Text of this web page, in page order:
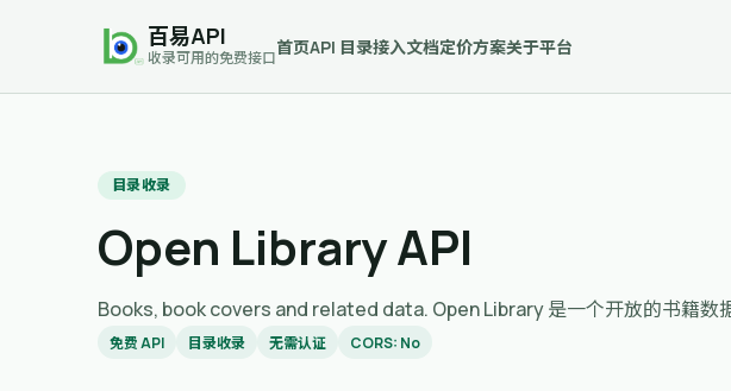
百易API
收录可用的免费接口
首页API 目录接入文档定价方案关于平台
目录收录
Open Library API
Books, book covers and related data. Open Library 是一个开放的书籍数
免费 API 目录收录 无需认证 CORS: No